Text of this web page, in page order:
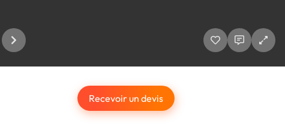
Recevoir un devis